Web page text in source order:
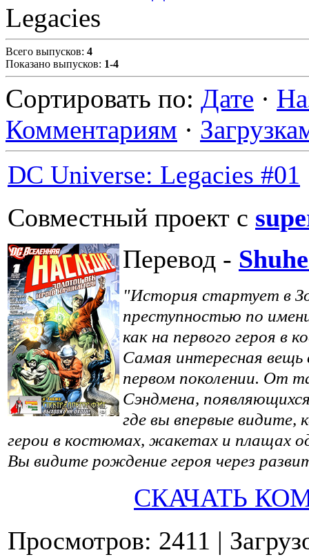
Legacies
Всего выпусков: 4
Показано выпусков: 1-4
Сортировать по: Дате ·
Комментариям ·
DC Universe: Legacies #01
Совместный проект с
Перевод -
"История стартует в
преступностью по
как на первого героя в
Самая интересная вещь
первом поколении. От
Сэндмена,
где вы впервые
герои в костюмах, жакетах и плащах
Вы видите рождение героя через
СКАЧАТЬ
Просмотров: 2411 |